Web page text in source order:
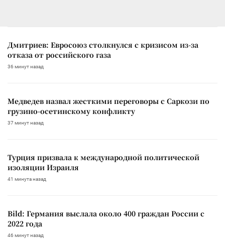
Дмитриев: Евросоюз столкнулся с кризисом из-за
отказа от российского газа
36 минут назад
Медведев назвал жесткими переговоры с Саркози по
грузино-осетинскому конфликту
37 минут назад
Турция призвала к международной политической
изоляции Израиля
41 минута назад
Bild: Германия выслала около 400 граждан России с
2022 года
46 минут назад